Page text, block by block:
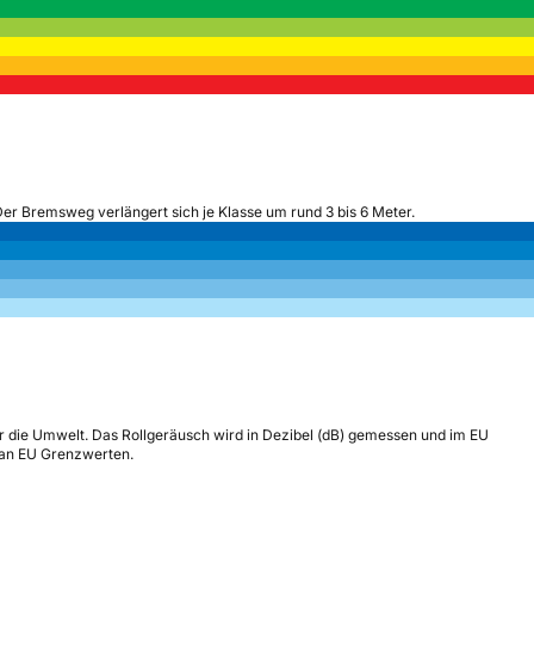
Bremsweg verlängert sich je Klasse um rund 3 bis 6 Meter.
Umwelt. Das Rollgeräusch wird in Dezibel (dB) gemessen und im EU
EU Grenzwerten.